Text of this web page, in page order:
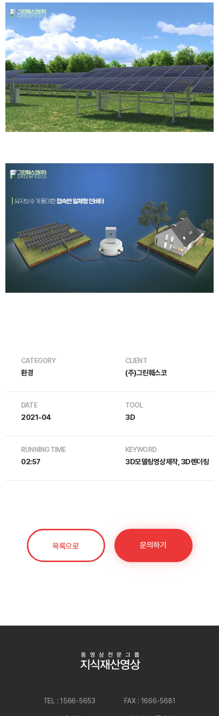
CATEGORY
환경
CLIENT
(주)그린훼스코
DATE
2021-04
TOOL
3D
RUNNING TIME
02:57
KEYWORD
3D모델링영상제작, 3D렌더링
목록으로 문의하기
TEL : 1566-5653 FAX : 1666-5681